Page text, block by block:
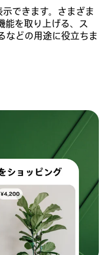
できます。さまざま
能を取り上げる、ス
などの用途に役立ちま